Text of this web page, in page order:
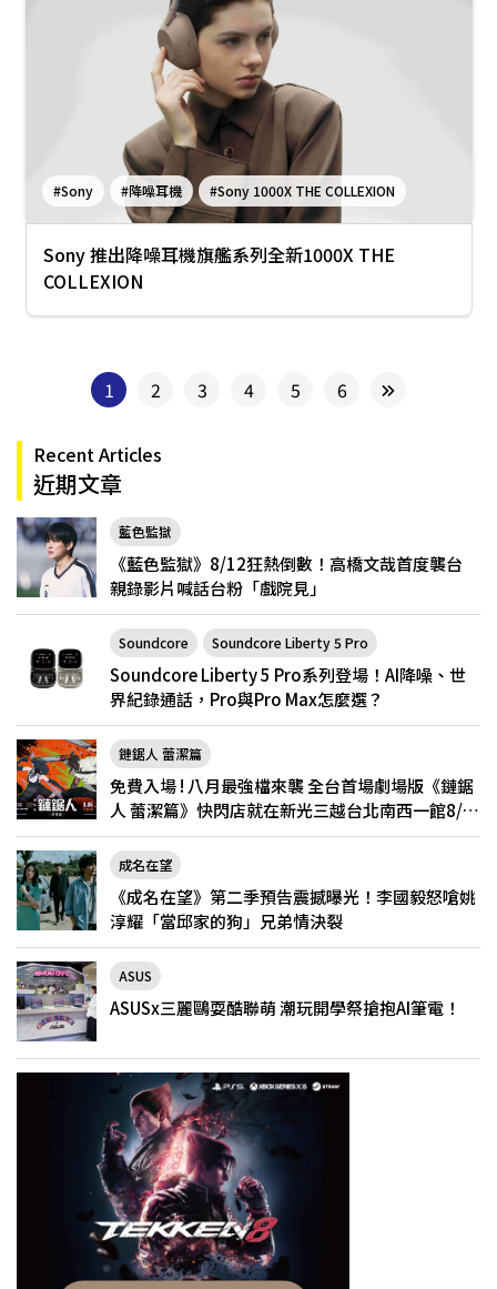
#Sony #降噪耳機 #Sony 1000X THE COLLEXION
Sony 推出降噪耳機旗艦系列全新1000X THE
COLLEXION
1 2 3 4 5 6
Recent Articles
近期文章
藍色監獄
《藍色監獄》8/12狂熱倒數！高橋文哉首度襲台
親錄影片喊話台粉「戲院見」
Soundcore Soundcore Liberty 5 Pro
Soundcore Liberty 5 Pro系列登場！AI降噪、世
界紀錄通話，Pro與Pro Max怎麼選？
鏈鋸人 蕾潔篇
免費入場 ! 八月最強檔來襲 全台首場劇場版《鏈鋸
人 蕾潔篇》快閃店就在新光三越台北南西一館8/6
限定登場
成名在望
《成名在望》第二季預告震撼曝光！李國毅怒嗆姚
淳耀「當邱家的狗」兄弟情決裂
ASUS
ASUSx三麗鷗耍酷聯萌 潮玩開學祭搶抱AI筆電！